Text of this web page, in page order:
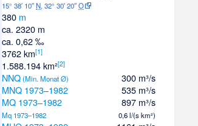
15° 38′ 10″N,32° 30′ 20″O
380 m
ca. 2320 m
ca. 0,62 ‰
3762 km[1]
1.588.194 km²[2]
NNQ(Min. Monat Ø)
MNQ 1973–1982
MQ 1973–1982
Mq 1973–1982
300 m³/s
535 m³/s
897 m³/s
0,6 l/(s km²)